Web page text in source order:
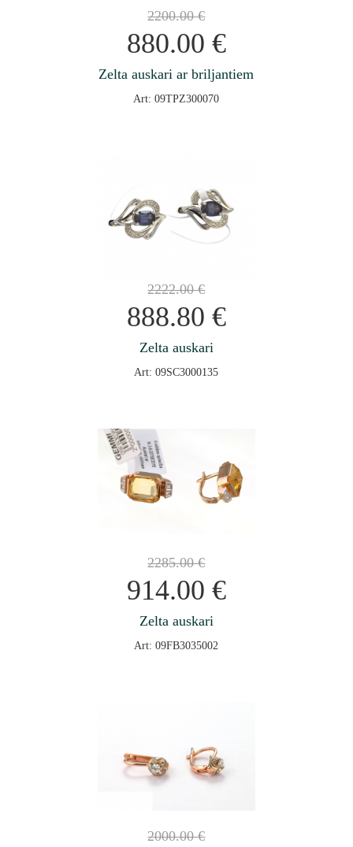
2200.00€
880.00 €
Zelta auskari ar briljantiem
Art: 09TPZ300070
2222.00€
888.80 €
Zelta auskari
Art: 09SC3000135
2285.00€
914.00 €
Zelta auskari
Art: 09FB3035002
2000.00€